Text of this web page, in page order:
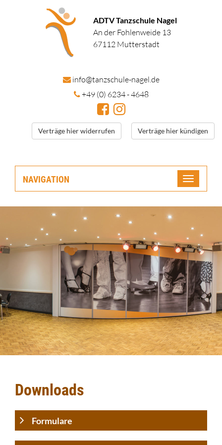
ADTV Tanzschule Nagel
An der Fohlenweide 13
67112 Mutterstadt
info@tanzschule-nagel.de
+49 (0) 6234 - 4648
Verträge hier widerrufen Verträge hier kündigen
NAVIGATION
Toggle
Downloads
Formulare